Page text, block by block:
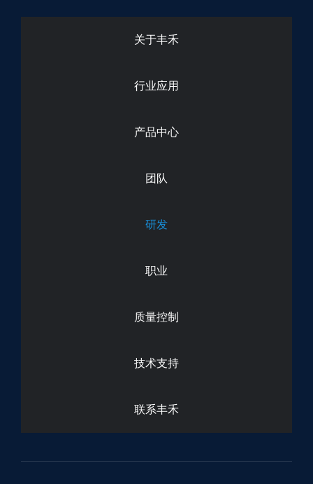
关于丰禾
行业应用
产品中心
团队
研发
职业
质量控制
技术支持
联系丰禾